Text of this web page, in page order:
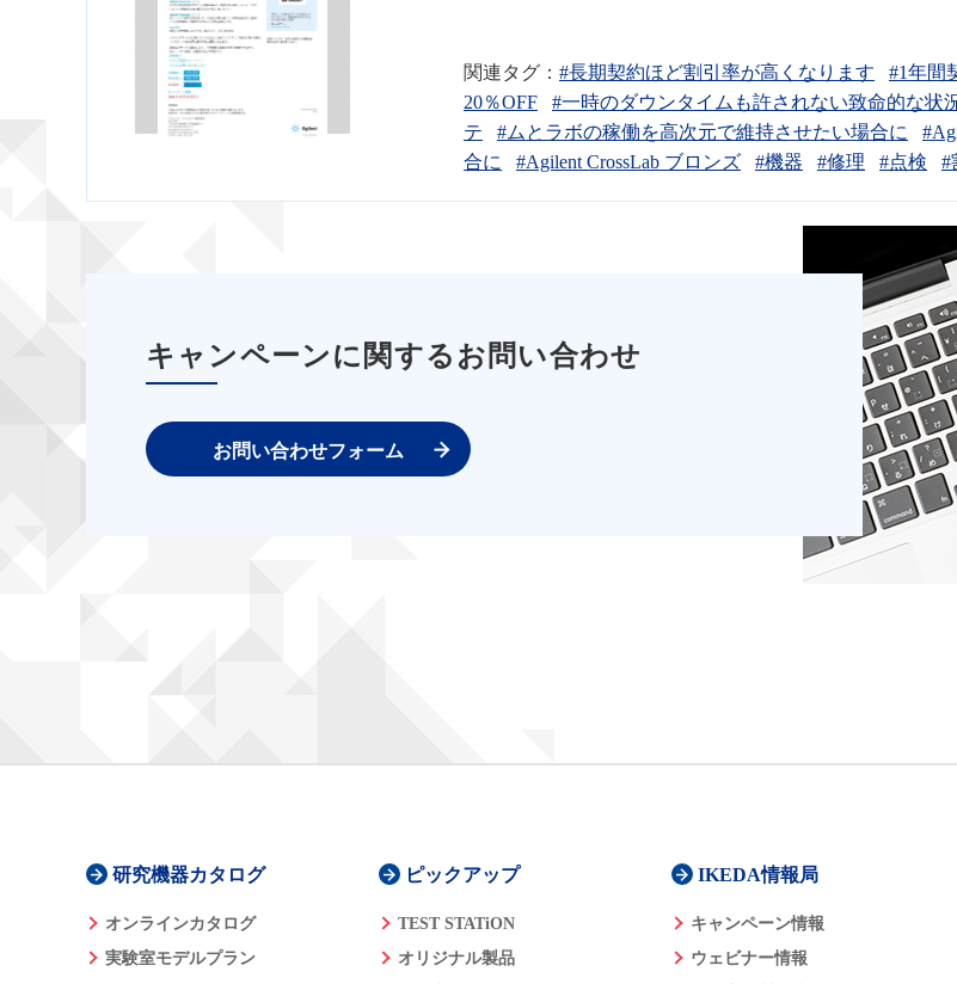
関連タグ： #長期契約ほど割引率が高くなります #1年間
20％OFF
#一時のダウンタイムも許されない致命的な状
テ
#ムとラボの稼働を高次元で維持させたい場合に
合に
#Agilent CrossLab ブロンズ #機器 #修理 #点検 #
キャンペーンに関するお問い合わせ
お問い合わせフォーム
研究機器カタログ
オンラインカタログ
実験室モデルプラン
ピックアップ
TEST STATiON
オリジナル製品
IKEDA情報局
キャンペーン情報
ウェビナー情報